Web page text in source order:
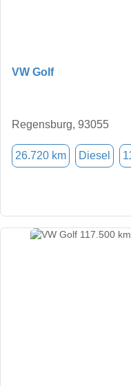
VW Golf
Regensburg, 93055
26.720 km Diesel